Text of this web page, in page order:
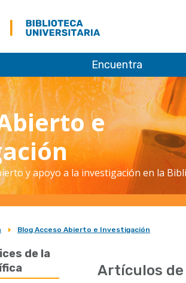
Biblioteca
ULPGC
Encuentra
e
y apoyo a la investigación en la
Blog Acceso Abierto e Investigación
de la
Artículos